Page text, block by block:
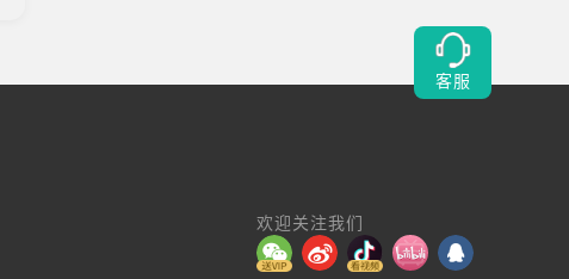
客服
欢迎关注我们